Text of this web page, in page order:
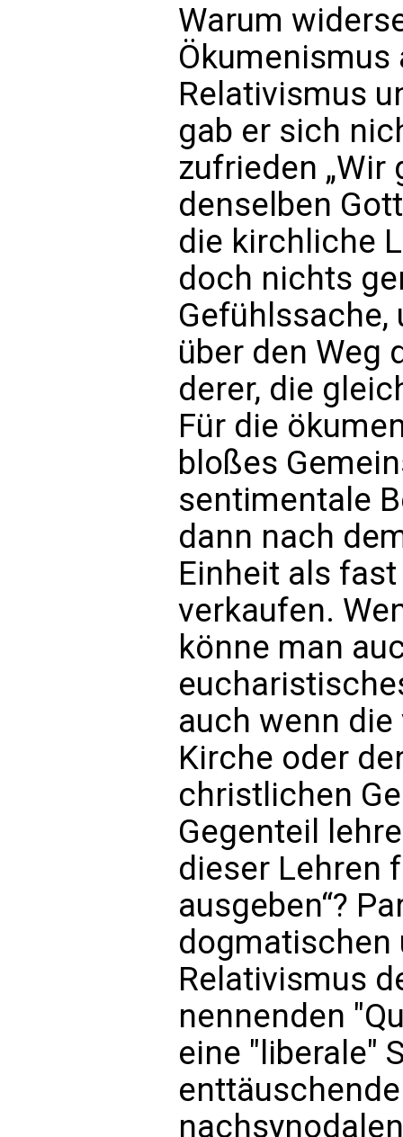
Warum
Ökumenismus
Relativismus
gab er sich
zufrieden „Wir
denselben
die kirchliche
doch nichts
über den Weg
derer, die
Für die
bloßes
sentimentale
dann nach
Einheit als
verkaufen.
könne man
auch wenn
Kirche oder
christlichen
Gegenteil
dieser Lehren
ausgeben“?
dogmatischen
Relativismus
nennenden
eine "liberale"